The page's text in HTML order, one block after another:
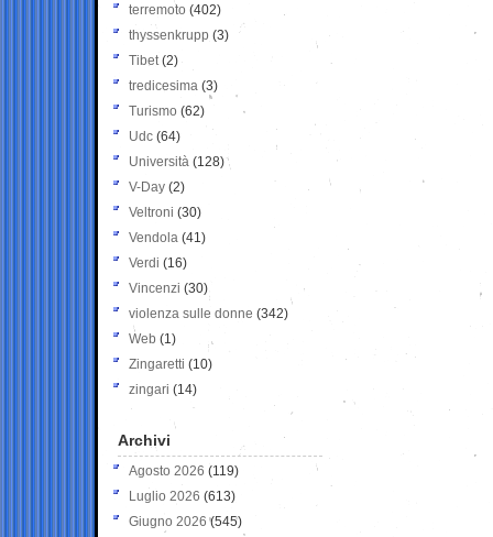
terremoto (402)
thyssenkrupp (3)
Tibet(2)
tredicesima (3)
Turismo (62)
Udc (64)
Università (128)
V-Day (2)
Veltroni (30)
Vendola (41)
Verdi (16)
Vincenzi (30)
violenza sulle donne (342)
Web (1)
Zingaretti (10)
zingari (14)
Archivi
Agosto 2026 (119)
Luglio 2026 (613)
Giugno 2026 (545)